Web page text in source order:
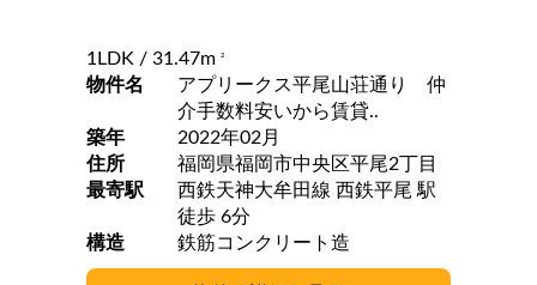
1LDK / 31.47m 2
物件名
アプリークス平尾山荘通り 仲
介手数料安いから賃貸..
築年
2022年02月
住所
福岡県福岡市中央区平尾2丁目
最寄駅
西鉄天神大牟田線 西鉄平尾 駅
徒歩 6分
構造
鉄筋コンクリート造